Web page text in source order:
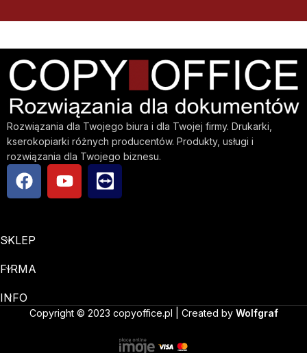
Rozwiązania dla Twojego biura i dla Twojej firmy. Drukarki,
kserokopiarki różnych producentów. Produkty, usługi i
rozwiązania dla Twojego biznesu.
SKLEP
FIRMA
INFO
Copyright © 2023 copyoffice.pl | Created by Wolfgraf